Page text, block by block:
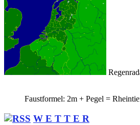
Faustformel: 2m + Pegel =
W E T T E R